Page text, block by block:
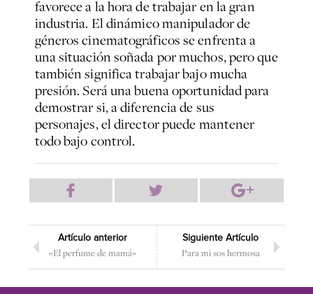
favorece a la hora de trabajar en la gran
industria. El dinámico manipulador de
géneros cinematográficos se enfrenta a
una situación soñada por muchos, pero que
también significa trabajar bajo mucha
presión. Será una buena oportunidad para
demostrar si, a diferencia de sus
personajes, el director puede mantener
todo bajo control.
Artículo anterior
«El perfume de mamá»
Siguiente Artículo
Para mi sos hermosa